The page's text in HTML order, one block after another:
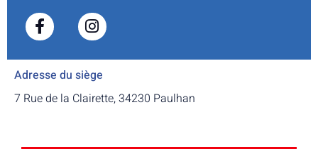
Adresse du siège
7 Rue de la Clairette, 34230 Paulhan